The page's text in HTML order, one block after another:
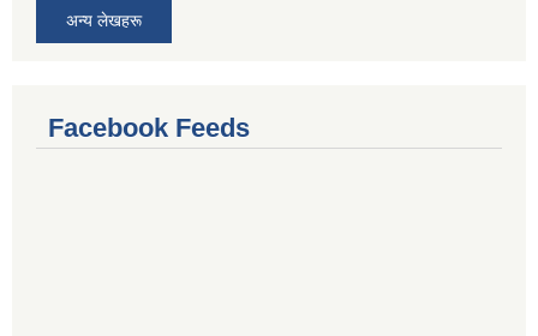
अन्य लेखहरू
Facebook Feeds